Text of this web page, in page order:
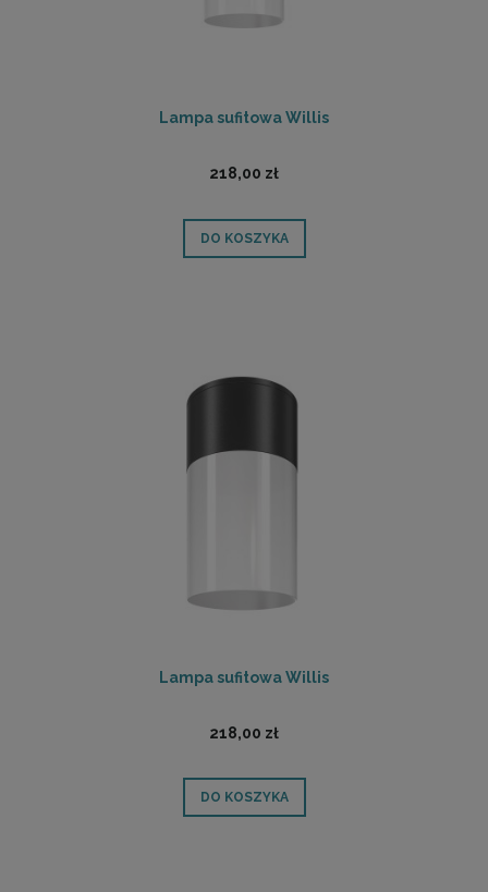
Lampa sufitowa Willis
218,00 zł
DO KOSZYKA
Lampa sufitowa Willis
218,00 zł
DO KOSZYKA